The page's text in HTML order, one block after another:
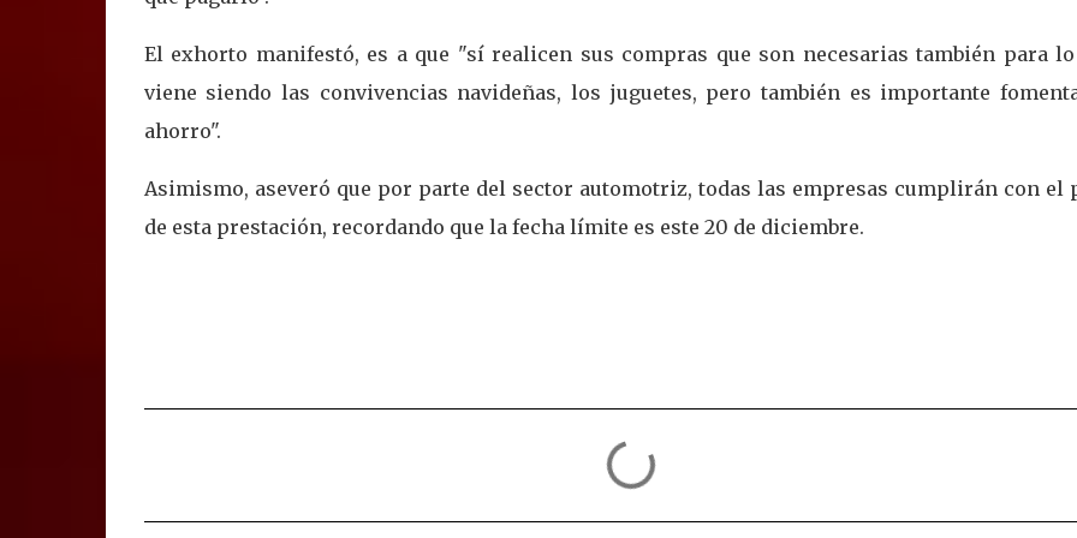
El exhorto manifestó, es a que "sí realicen sus compras que son necesarias también para
viene siendo las convivencias navideñas, los juguetes, pero también es importante
ahorro".
Asimismo, aseveró que por parte del sector automotriz, todas las empresas cumplirán con el
de esta prestación, recordando que la fecha límite es este 20 de diciembre.